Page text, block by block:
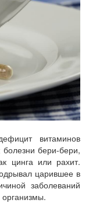
витаминов
бери-бери,
цинга или рахит.
царившее в
заболеваний